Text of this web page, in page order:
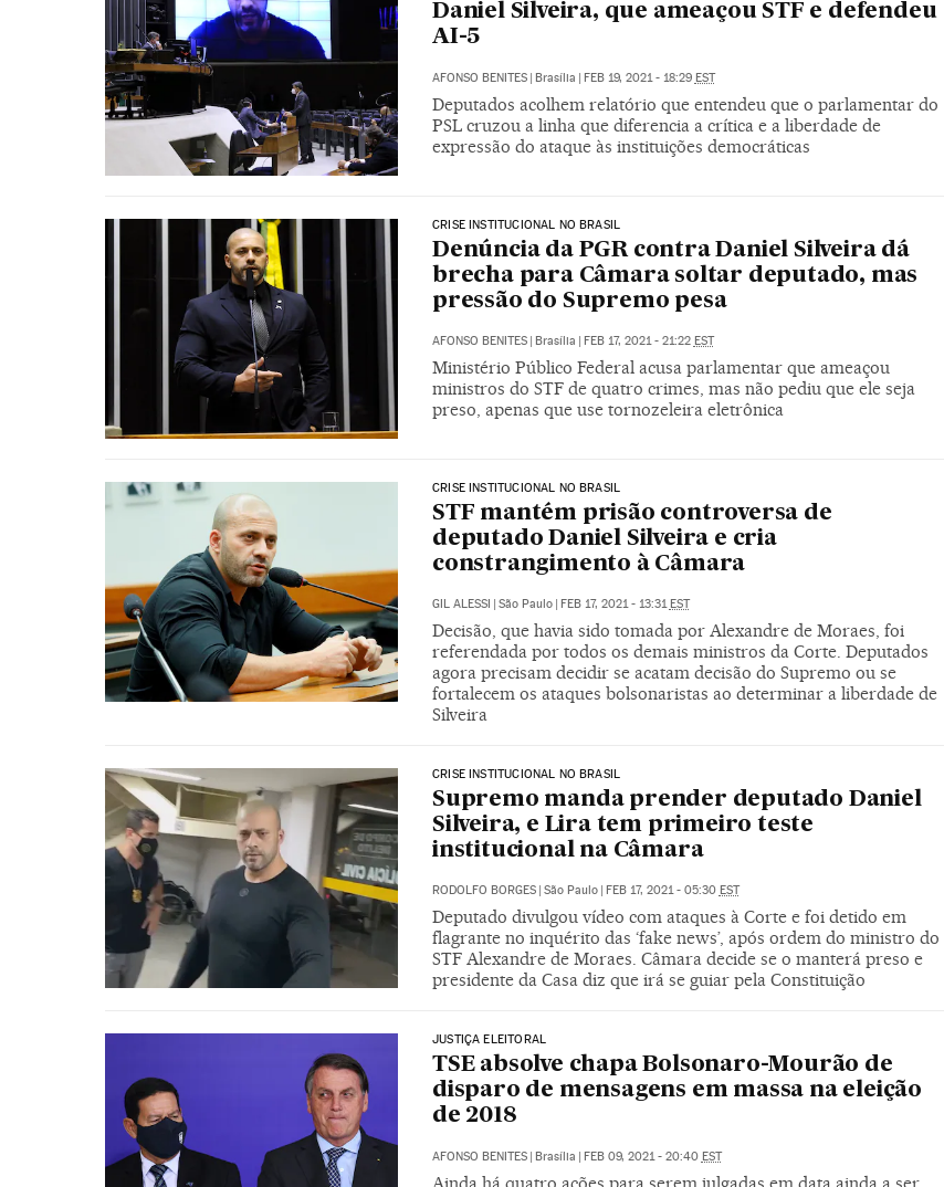
Daniel Silveira, que ameaçou STF e defendeu
AI-5
AFONSO BENITES | Brasília | FEB 19, 2021 - 18:29 EST
Deputados acolhem relatório que entendeu que o parlamentar do
PSL cruzou a linha que diferencia a crítica e a liberdade de
expressão do ataque às instituições democráticas
CRISE INSTITUCIONAL NO BRASIL
Denúncia da PGR contra Daniel Silveira dá
brecha para Câmara soltar deputado, mas
pressão do Supremo pesa
AFONSO BENITES Brasília FEB 17, 2021 - 21:22 EST
Ministério Público Federal acusa parlamentar que ameaçou
ministros do STF de quatro crimes, mas não pediu que ele seja
preso, apenas que use tornozeleira eletrônica
CRISE INSTITUCIONAL NO BRASIL
STF mantém prisão controversa de
deputado Daniel Silveira e cria
constrangimento à Câmara
GIL ALESSI | São Paulo | FEB 17, 2021 - 13:31EST
Decisão, que havia sido tomada por Alexandre de Moraes, foi
referendada por todos os demais ministros da Corte. Deputados
agora precisam decidir se acatam decisão do Supremo ou se
fortalecem os ataques bolsonaristas ao determinar a liberdade de
Silveira
CRISE INSTITUCIONAL NO BRASIL
Supremo manda prender deputado Daniel
Silveira, e Lira tem primeiro teste
institucional na Câmara
RODOLFO BORGES | São Paulo | FEB 17, 2021 - 05:30 EST
Deputado divulgou vídeo com ataques à Corte e foi detido em
flagrante no inquérito das ‘fake news’, após ordem do ministro do
STF Alexandre de Moraes. Câmara decide se o manterá preso e
presidente da Casa diz que irá se guiar pela Constituição
JUSTIÇA ELEITORAL
TSE absolve chapa Bolsonaro-Mourão de
disparo de mensagens em massa na eleição
de 2018
AFONSO BENITES | Brasília | FEB 09, 2021 - 20:40 EST